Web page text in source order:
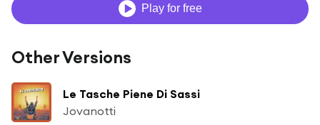
Play for free
Other Versions
Le Tasche Piene Di Sassi
Jovanotti